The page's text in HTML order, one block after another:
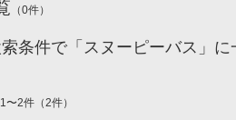
（0件）
条件で「スヌーピーバス」
1〜2件 （2件）